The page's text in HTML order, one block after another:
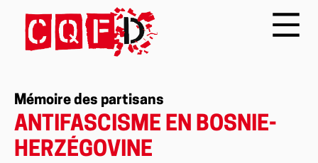
Mémoire des partisans
ANTIFASCISME EN BOSNIE-
HERZÉGOVINE